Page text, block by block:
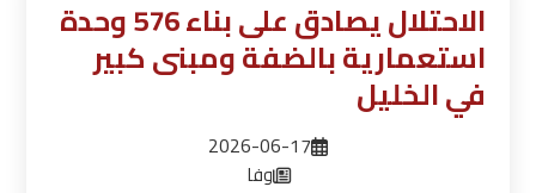
الاحتلال يصادق على بناء 576 وحدة
استعمارية بالضفة ومبنى كبير
في الخليل
2026-06-17
وفا